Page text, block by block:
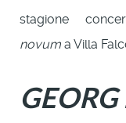
stagione
novum a Villa